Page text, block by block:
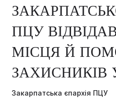
ПЦУ
МІСЦЯ Й
ЗАХИСНИКІВ
Закарпатська єпархія ПЦУ